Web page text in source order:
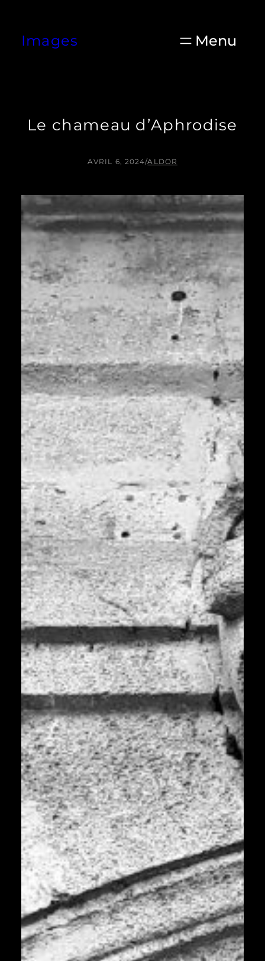
contenu
Images
Le chameau d’Aphrodise
AVRIL 6, 2024/ALDOR